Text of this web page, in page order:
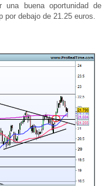
buena oportunidad de
debajo de 21.25 euros.